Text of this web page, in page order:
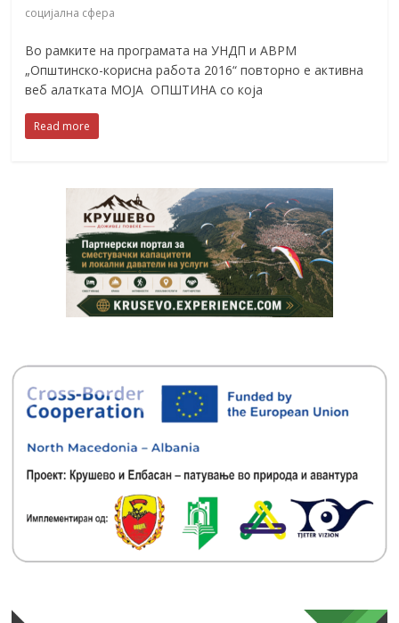
социјална сфера
Во рамките на програмата на УНДП и АВРМ
„Општинско-корисна работа 2016“ повторно е активна
веб алатката МОЈА ОПШТИНА со која
Read more